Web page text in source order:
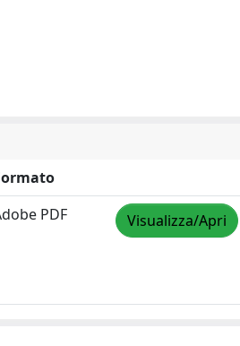
PDF Visualizza/Apri